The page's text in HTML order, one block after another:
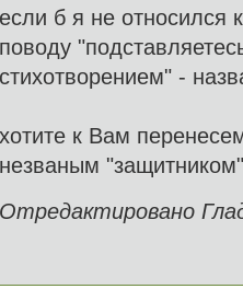
если б я не
поводу
стихотворением" -
хотите к Вам
незваным
Отредактировано